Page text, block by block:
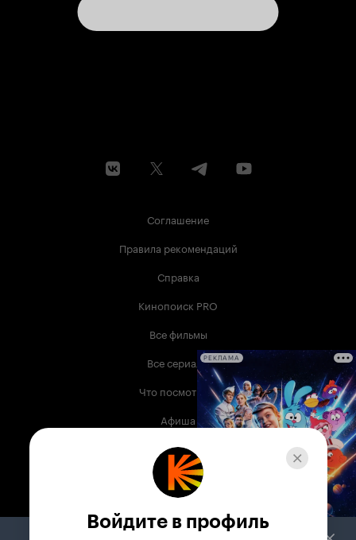
Соглашение
Правила рекомендаций
Справка
Кинопоиск PRO
Все фильмы
Все сериалы
Что посмотреть
Афиша
Музыка
Телепрограмма
Служба поддержки
РЕКЛАМА
Войдите в профиль